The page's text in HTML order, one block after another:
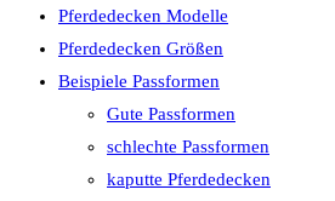
Pferdedecken Modelle
Pferdedecken Größen
Beispiele Passformen
Gute Passformen
schlechte Passformen
kaputte Pferdedecken